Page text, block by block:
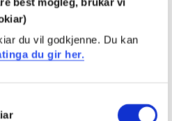
du vil godkjenne. Du kan
du gir her.
og språk